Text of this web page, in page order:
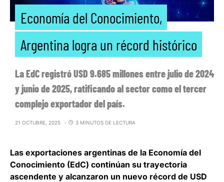
Economía del Conocimiento,
Argentina logra un récord histórico
La EdC registró USD 9.685 millones entre julio de 2024
y junio de 2025, ratificando al sector como el tercer
complejo exportador del país.
21 OCTUBRE, 2025 3 MINUTOS DE LECTURA
Las exportaciones argentinas de la Economía del
Conocimiento (EdC) continúan su trayectoria
ascendente y alcanzaron un nuevo récord de USD